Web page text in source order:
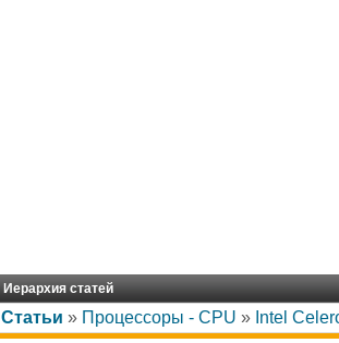
Иерархия статей
Статьи » Процессоры - CPU » Intel